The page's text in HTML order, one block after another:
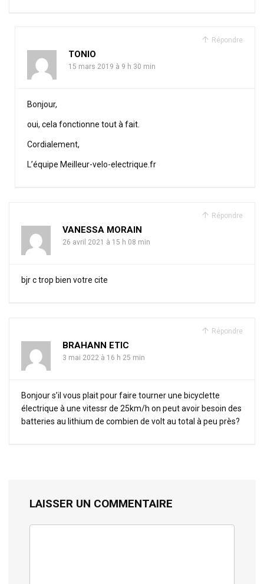
Répondre
TONIO
15 mars 2019 à 9 h 30 min
Bonjour,
oui, cela fonctionne tout à fait.
Cordialement,
L’équipe Meilleur-velo-electrique.fr
Répondre
VANESSA MORAIN
26 avril 2021 à 15 h 08 min
bjr c trop bien votre cite
Répondre
BRAHANN ETIC
3 mai 2022 à 16 h 25 min
Bonjour s’il vous plait pour faire tourner une bicyclette
électrique à une vitessr de 25km/h on peut avoir besoin des
batteries au lithium de combien de volt au total à peu près?
LAISSER UN COMMENTAIRE